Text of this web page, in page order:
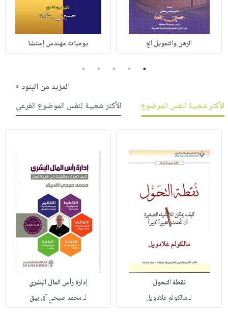
الرهن والتمويل الع يوميات مهندس إستشا
1
2
3
4
5
المزيد من البنود »
الأكثر شعبية لنفس الموضوع
الأكثر شعبية لنفس الموضوع الفرعي
نقطة التحول
لـ مالكولم غلادويل
إدارة رأس المال البشري
لـ محمد صبحي آق بيق